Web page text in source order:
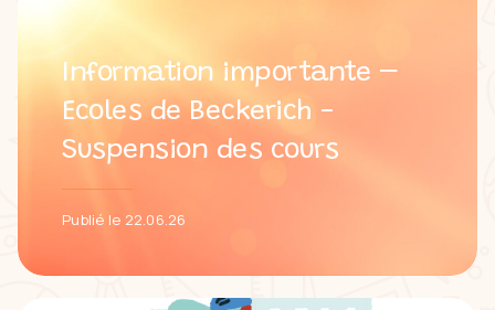
Information importante –
Ecoles de Beckerich -
Suspension des cours
Publié le 22.06.26